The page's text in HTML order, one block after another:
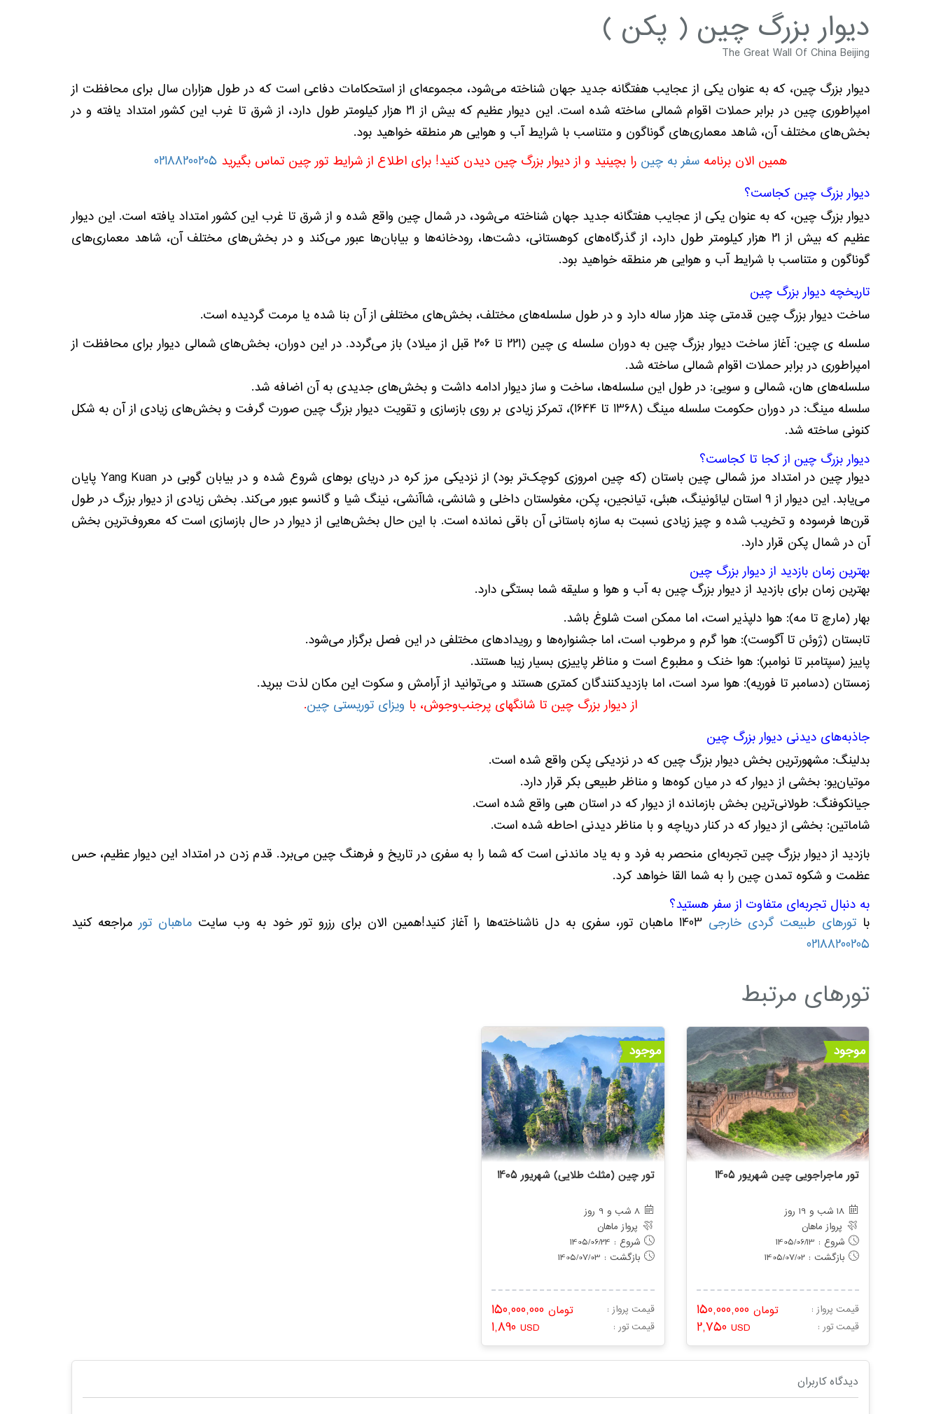
دیوار بزرگ چین ( پکن )
The Great Wall Of China Beijing
دیوار بزرگ چین، که به عنوان یکی از عجایب هفتگانه جدید جهان شناخته می‌شود، مجموعه‌ای از استحکامات دفاعی است که در طول هزاران سال برای محافظت از
امپراطوری چین در برابر حملات اقوام شمالی ساخته شده است. این دیوار عظیم که بیش از 21 هزار کیلومتر طول دارد، از شرق تا غرب این کشور امتداد یافته و در
بخش‌های مختلف آن، شاهد معماری‌های گوناگون و متناسب با شرایط آب و هوایی هر منطقه خواهید بود.
همین الان برنامه سفر به چین را بچینید و از دیوار بزرگ چین دیدن کنید! برای اطلاع از شرایط تور چین تماس بگیرید 02188200205
دیوار بزرگ چین کجاست؟
دیوار بزرگ چین، که به عنوان یکی از عجایب هفتگانه جدید جهان شناخته می‌شود، در شمال چین واقع شده و از شرق تا غرب این کشور امتداد یافته است. این دیوار
عظیم که بیش از 21 هزار کیلومتر طول دارد، از گذرگاه‌های کوهستانی، دشت‌ها، رودخانه‌ها و بیابان‌ها عبور می‌کند و در بخش‌های مختلف آن، شاهد معماری‌های
گوناگون و متناسب با شرایط آب و هوایی هر منطقه خواهید بود.
تاریخچه دیوار بزرگ چین
ساخت دیوار بزرگ چین قدمتی چند هزار ساله دارد و در طول سلسله‌های مختلف، بخش‌های مختلفی از آن بنا شده یا مرمت گردیده است.
سلسله ی چین: آغاز ساخت دیوار بزرگ چین به دوران سلسله ی چین (221 تا 206 قبل از میلاد) باز می‌گردد. در این دوران، بخش‌های شمالی دیوار برای محافظت از
امپراطوری در برابر حملات اقوام شمالی ساخته شد.
سلسله‌های هان، شمالی و سویی: در طول این سلسله‌ها، ساخت و ساز دیوار ادامه داشت و بخش‌های جدیدی به آن اضافه شد.
سلسله مینگ: در دوران حکومت سلسله مینگ (1368 تا 1644)، تمرکز زیادی بر روی بازسازی و تقویت دیوار بزرگ چین صورت گرفت و بخش‌های زیادی از آن به شکل
کنونی ساخته شد.
دیوار بزرگ چین از کجا تا کجاست؟
دیوار چین در امتداد مرز شمالی چین باستان (که چین امروزی کوچک‌تر بود) از نزدیکی مرز کره در دریای بوهای شروع شده و در بیابان گوبی در Yang Kuan پایان
می‌یابد. این دیوار از 9 استان لیائونینگ، هبئی، تیانجین، پکن، مغولستان داخلی و شانشی، شاآنشی، نینگ شیا و گانسو عبور می‌کند. بخش زیادی از دیوار بزرگ در طول
قرن‌ها فرسوده و تخریب شده و چیز زیادی نسبت به سازه باستانی آن باقی نمانده است. با این حال بخش‌هایی از دیوار در حال بازسازی است که معروف‌ترین بخش
آن در شمال پکن قرار دارد.
بهترین زمان بازدید از دیوار بزرگ چین
بهترین زمان برای بازدید از دیوار بزرگ چین به آب و هوا و سلیقه شما بستگی دارد.
بهار (مارچ تا مه): هوا دلپذیر است، اما ممکن است شلوغ باشد.
تابستان (ژوئن تا آگوست): هوا گرم و مرطوب است، اما جشنواره‌ها و رویدادهای مختلفی در این فصل برگزار می‌شود.
پاییز (سپتامبر تا نوامبر): هوا خنک و مطبوع است و مناظر پاییزی بسیار زیبا هستند.
زمستان (دسامبر تا فوریه): هوا سرد است، اما بازدیدکنندگان کمتری هستند و می‌توانید از آرامش و سکوت این مکان لذت ببرید.
از دیوار بزرگ چین تا شانگهای پرجنب‌وجوش، با ویزای توریستی چین.
جاذبه‌های دیدنی دیوار بزرگ چین
بدلینگ: مشهورترین بخش دیوار بزرگ چین که در نزدیکی پکن واقع شده است.
موتیان‌یو: بخشی از دیوار که در میان کوه‌ها و مناظر طبیعی بکر قرار دارد.
جیانکوفنگ: طولانی‌ترین بخش بازمانده از دیوار که در استان هبی واقع شده است.
شاماتین: بخشی از دیوار که در کنار دریاچه و با مناظر دیدنی احاطه شده است.
بازدید از دیوار بزرگ چین تجربه‌ای منحصر به فرد و به یاد ماندنی است که شما را به سفری در تاریخ و فرهنگ چین می‌برد. قدم زدن در امتداد این دیوار عظیم، حس
عظمت و شکوه تمدن چین را به شما القا خواهد کرد.
به دنبال تجربه‌ای متفاوت از سفر هستید؟
با تورهای طبیعت گردی خارجی 1403 ماهبان تور، سفری به دل ناشناخته‌ها را آغاز کنید!همین الان برای رزرو تور خود به وب سایت ماهبان تورمراجعه کنید
02188200205
تورهای مرتبط
موجود
تور ماجراجویی چین شهریور 1405
18 شب و 19 روز
پرواز ماهان
شروع : 1405/06/13
بازگشت : 1405/07/02
تومان قیمت پرواز :
2,750 USD : قیمت تور
موجود
تور چین (مثلث طلایی) شهریور 1405
8 شب و 9 روز
پرواز ماهان
شروع : 1405/06/24
بازگشت : 1405/07/03
تومان قیمت پرواز :
1,890 USD : قیمت تور
دیدگاه کاربران